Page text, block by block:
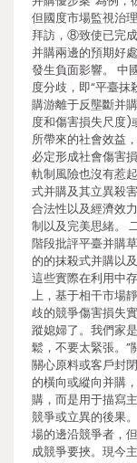
但國度市場監視治
拜訪，⑧致使已完
并購兩邊的預期好
發生負面影響。 中
度分歧，即“平臺
購游離于反壟斷并
度和傷害損失尺度)
所帶來的社會效益
必定形成社會傷害
軌制風險也沒有惹
式并購及其立異殺
合法性以及經濟效
制以及完美思緒。
階段批評平臺并購
的的抹殺式并購以
這些實際在利用中
上，基于相干市場
歧的競爭傷害損失
蹤媳婦了。我們家
鬆，不要太緊張。”
關心原料或客戶封
的橫向或縱向并購
購，而是用于描寫
競爭或立異的後果
場的邊沿競爭者，
成競爭要挾。現今